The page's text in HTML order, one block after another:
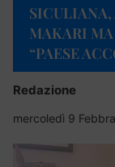
SICULIANA,
MAKARI
“PAESE
Redazione
mercoledì 9